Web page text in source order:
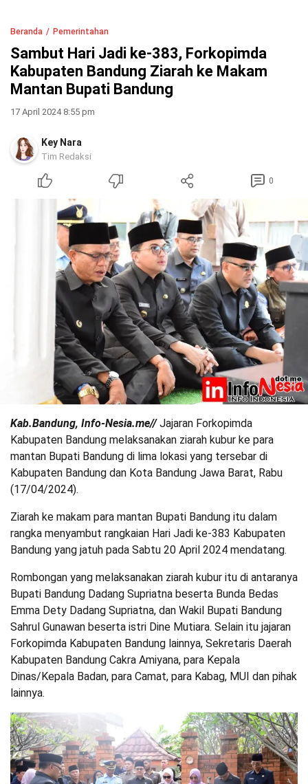
Beranda Pemerintahan
Sambut Hari Jadi ke-383, Forkopimda
Kabupaten Bandung Ziarah ke Makam
Mantan Bupati Bandung
17 April 2024 8:55 pm
Key Nara
Tim Redaksi
0
Kab.Bandung, Info-Nesia.me//Jajaran Forkopimda
Kabupaten Bandung melaksanakan ziarah kubur ke para
mantan Bupati Bandung di lima lokasi yang tersebar di
Kabupaten Bandung dan Kota Bandung Jawa Barat, Rabu
(17/04/2024).
Ziarah ke makam para mantan Bupati Bandung itu dalam
rangka menyambut rangkaian Hari Jadi ke-383 Kabupaten
Bandung yang jatuh pada Sabtu 20 April 2024 mendatang.
Rombongan yang melaksanakan ziarah kubur itu di antaranya
Bupati Bandung Dadang Supriatna beserta Bunda Bedas
Emma Dety Dadang Supriatna, dan Wakil Bupati Bandung
Sahrul Gunawan beserta istri Dine Mutiara. Selain itu jajaran
Forkopimda Kabupaten Bandung lainnya, Sekretaris Daerah
Kabupaten Bandung Cakra Amiyana, para Kepala
Dinas/Kepala Badan, para Camat, para Kabag, MUI dan pihak
lainnya.